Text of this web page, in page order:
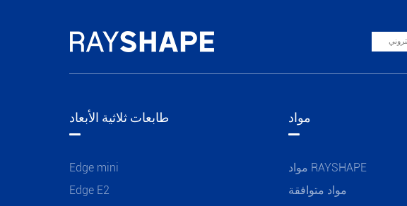
طابعات ثلاثية الأبعاد
Edge mini
Edge E2
مواد
مواد RAYSHAPE
مواد متوافقة